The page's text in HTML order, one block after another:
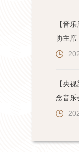
【音
协主席
【央
念音乐